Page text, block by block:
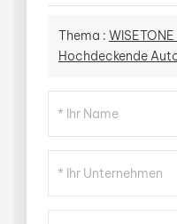
Thema :
Hochdeckende